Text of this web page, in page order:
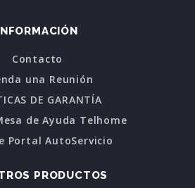
INFORMACIÓN
Contacto
una Reunión
DE GARANTÍA
de Ayuda Telhome
Portal AutoServicio
PRODUCTOS